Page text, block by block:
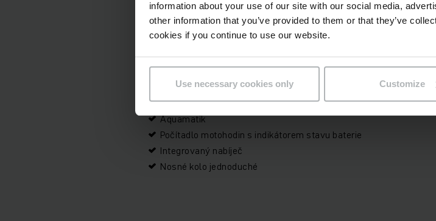
information about your use of our site with our social media,
other information that you’ve provided to them or that they’ve
cookies if you continue to use our website.
Use necessary cookies only Customize
Typ pohonu
Sériové číslo
Doplňky
Aquamatik
Počítadlo motohodin s indikátorem stavu baterie
Integrovaný nabíječ
Nosné kolo jednoduché